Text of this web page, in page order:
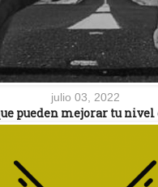
julio 03, 2022
pueden mejorar tu